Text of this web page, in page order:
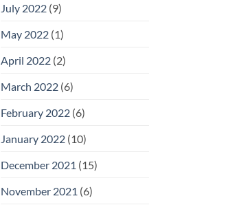
July 2022(9)
May 2022(1)
April 2022(2)
March 2022(6)
February 2022(6)
January 2022(10)
December 2021 (15)
November 2021 (6)